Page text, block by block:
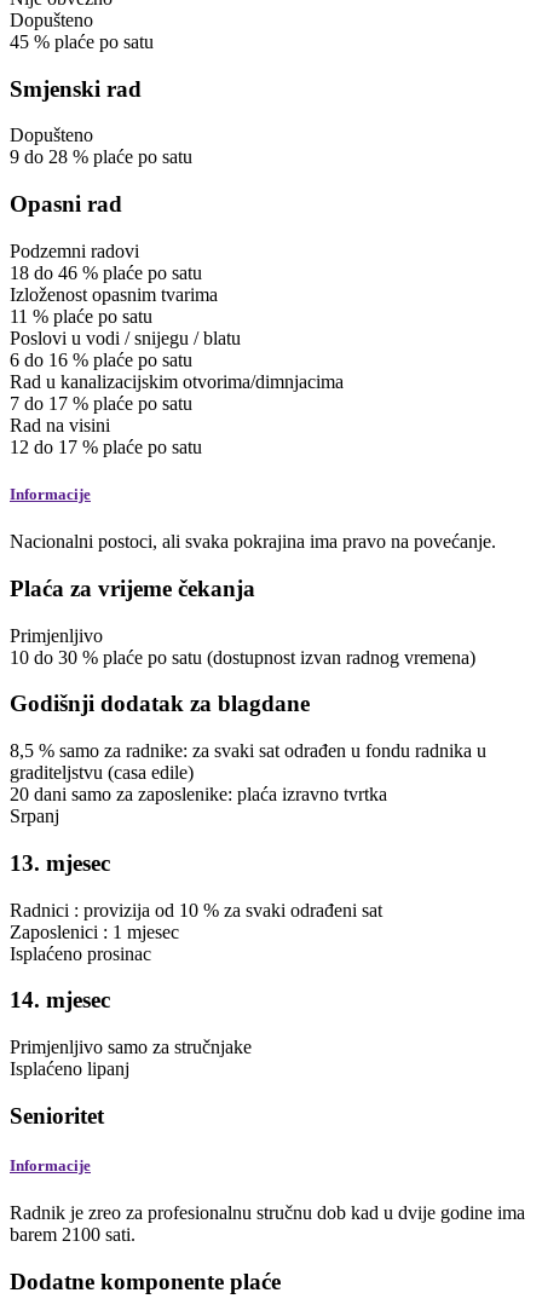
Dopušteno
45 % plaće po satu
Smjenski rad
Dopušteno
9 do 28 % plaće po satu
Opasni rad
Podzemni radovi
18 do 46 % plaće po satu
Izloženost opasnim tvarima
11 % plaće po satu
Poslovi u vodi / snijegu / blatu
6 do 16 % plaće po satu
Rad u kanalizacijskim otvorima/dimnjacima
7 do 17 % plaće po satu
Rad na visini
12 do 17 % plaće po satu
Informacije
Nacionalni postoci, ali svaka pokrajina ima pravo na povećanje.
Plaća za vrijeme čekanja
Primjenljivo
10 do 30 % plaće po satu (dostupnost izvan radnog vremena)
Godišnji dodatak za blagdane
8,5 % samo za radnike: za svaki sat odrađen u fondu radnika u
graditeljstvu (casa edile)
20 dani samo za zaposlenike: plaća izravno tvrtka
Srpanj
13. mjesec
Radnici : provizija od 10 % za svaki odrađeni sat
Zaposlenici : 1 mjesec
Isplaćeno prosinac
14. mjesec
Primjenljivo samo za stručnjake
Isplaćeno lipanj
Senioritet
Informacije
Radnik je zreo za profesionalnu stručnu dob kad u dvije godine ima
barem 2100 sati.
Dodatne komponente plaće